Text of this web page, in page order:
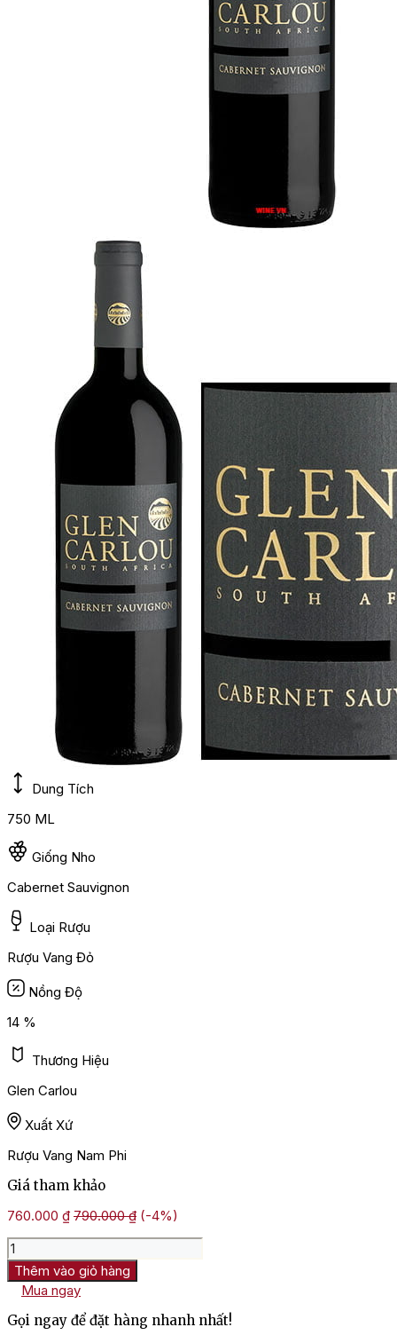
Dung Tích
750 ML
Giống Nho
Cabernet Sauvignon
Loại Rượu
Rượu Vang Đỏ
Nồng Độ
14 %
Thương Hiệu
Glen Carlou
Xuất Xứ
Rượu Vang Nam Phi
Giá tham khảo
760.000 ₫ 790.000₫ (-4%)
Rượu
Vang
Nam
Phi
Glen
Carlou
Thêm vào giỏ hàng
Mua ngay
Gọi ngay để đặt hàng nhanh nhất!